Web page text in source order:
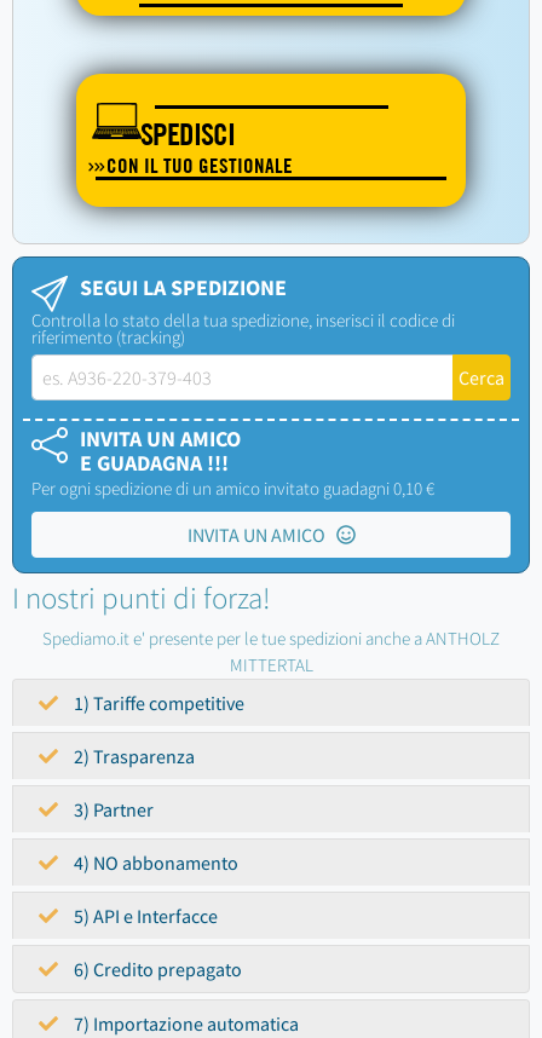
SPEDISCI
CON IL TUO GESTIONALE
SEGUI LA SPEDIZIONE
Controlla lo stato della tua spedizione, inserisci il codice di
riferimento (tracking)
INVITA UN AMICO
E GUADAGNA !!!
Per ogni spedizione di un amico invitato guadagni 0,10 €
INVITA UN AMICO
I nostri punti di forza!
Spediamo.it e' presente per le tue spedizioni anche a ANTHOLZ
MITTERTAL
1) Tariffe competitive
2) Trasparenza
3) Partner
4) NO abbonamento
5) API e Interfacce
6) Credito prepagato
7) Importazione automatica